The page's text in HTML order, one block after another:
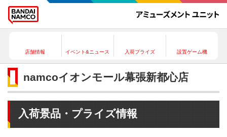
店舗情報 イベント&ニュース 入荷プライズ 設置ゲーム機
namcoイオンモール幕張新都心店
入荷景品・プライズ情報